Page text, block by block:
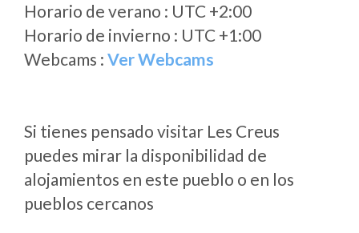
Horario de verano : UTC +2:00
Horario de invierno : UTC +1:00
Webcams : Ver Webcams
Si tienes pensado visitar Les Creus
puedes mirar la disponibilidad de
alojamientos en este pueblo o en los
pueblos cercanos